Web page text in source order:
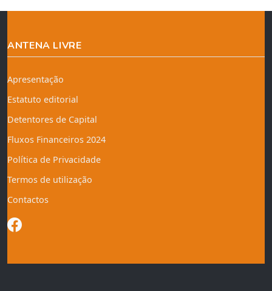
ANTENA LIVRE
Apresentação
Estatuto editorial
Detentores de Capital
Fluxos Financeiros 2024
Política de Privacidade
Termos de utilização
Contactos